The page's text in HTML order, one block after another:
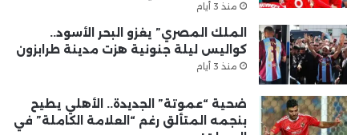
منذ 3 أيام
الملك المصري” يغزو البحر الأسود..
كواليس ليلة جنونية هزت مدينة طرابزون
منذ 3 أيام
ضحية “عموتة” الجديدة.. الأهلي يطيح
بنجمه المتألق رغم “العلامة الكاملة” في